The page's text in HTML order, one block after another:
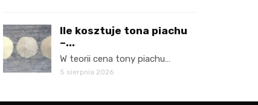
Ile kosztuje tona piachu
–...
W teorii cena tony piachu…
5 sierpnia 2026